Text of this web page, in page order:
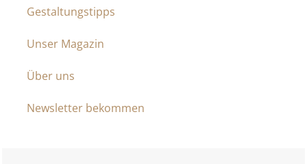
Gestaltungstipps
Unser Magazin
Über uns
Newsletter bekommen